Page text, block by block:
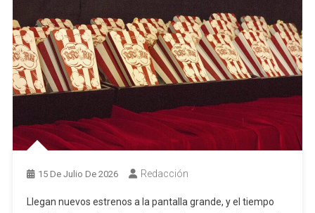
15 De Julio De 2026 Redacción
Llegan nuevos estrenos a la pantalla grande, y el tiempo